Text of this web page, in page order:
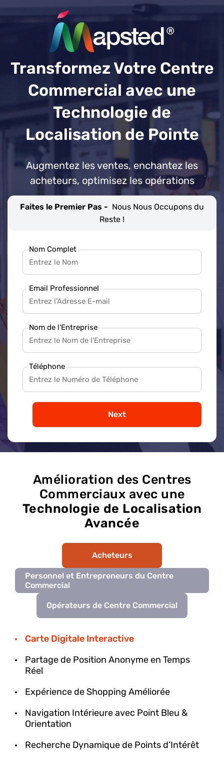
Transformez Votre Centre
Commercial avec une
Technologie de
Localisation de Pointe
Augmentez les ventes, enchantez les
acheteurs, optimisez les opérations
Faites le Premier Pas - Nous Nous Occupons du
Reste !
Nom Complet
Email Professionnel
Nom de l'Entreprise
Téléphone
Next
Amélioration des Centres
Commerciaux avec une
Technologie de Localisation
Avancée
Acheteurs
Personnel et Entrepreneurs du Centre
Commercial
Opérateurs de Centre Commercial
Carte Digitale Interactive
Partage de Position Anonyme en Temps
Réel
Expérience de Shopping Améliorée
Navigation Intérieure avec Point Bleu &
Orientation
Recherche Dynamique de Points d’Intérêt